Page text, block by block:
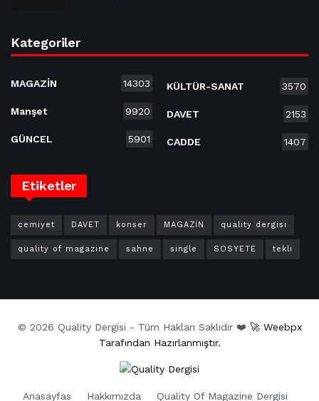
Kategoriler
MAGAZİN 14303
Manşet 9920
GÜNCEL 5901
KÜLTÜR-SANAT 3570
DAVET 2153
CADDE 1407
Etiketler
cemiyet DAVET konser MAGAZİN quality dergisi
quality of magazine sahne single SOSYETE tekli
© 2026 Quality Dergisi - Tüm Hakları Saklıdır ❤️ 🚀 Weebpx
Tarafından Hazırlanmıştır.
Anasayfas Hakkımızda Quality Of Magazine Dergisi